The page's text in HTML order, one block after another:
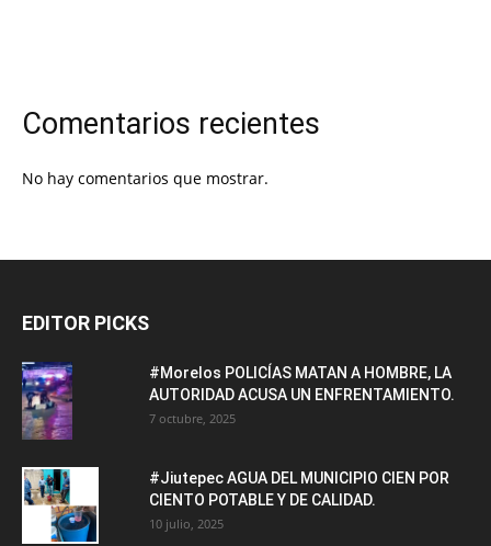
Comentarios recientes
No hay comentarios que mostrar.
EDITOR PICKS
#Morelos POLICÍAS MATAN A HOMBRE, LA
AUTORIDAD ACUSA UN ENFRENTAMIENTO.
7 octubre, 2025
#Jiutepec AGUA DEL MUNICIPIO CIEN POR
CIENTO POTABLE Y DE CALIDAD.
10 julio, 2025